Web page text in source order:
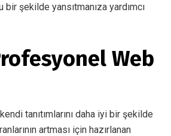
şekilde yansıtmanıza yardımcı
Web
tanıtımlarını daha iyi bir şekilde
artması için hazırlanan